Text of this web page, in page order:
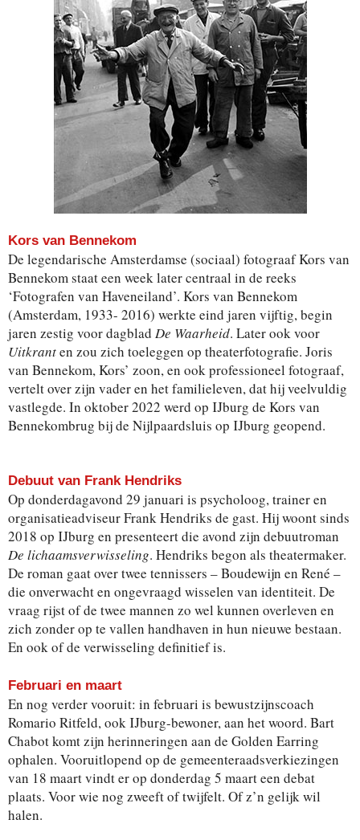
Kors van Bennekom
De legendarische Amsterdamse (sociaal) fotograaf Kors van
Bennekom staat een week later centraal in de reeks
‘Fotografen van Haveneiland’. Kors van Bennekom
(Amsterdam, 1933- 2016) werkte eind jaren vijftig, begin
jaren zestig voor dagblad De Waarheid. Later ook voor
Uitkranten zou zich toeleggen op theaterfotografie. Joris
van Bennekom, Kors’ zoon, en ook professioneel fotograaf,
vertelt over zijn vader en het familieleven, dat hij veelvuldig
vastlegde. In oktober 2022 werd op IJburg de Kors van
Bennekombrug bij de Nijlpaardsluis op IJburg geopend.
Debuut van Frank Hendriks
Op donderdagavond 29 januari is psycholoog, trainer en
organisatieadviseur Frank Hendriks de gast. Hij woont sinds
2018 op IJburg en presenteert die avond zijn debuutroman
De lichaamsverwisseling. Hendriks begon als theatermaker.
De roman gaat over twee tennissers – Boudewijn en René –
die onverwacht en ongevraagd wisselen van identiteit. De
vraag rijst of de twee mannen zo wel kunnen overleven en
zich zonder op te vallen handhaven in hun nieuwe bestaan.
En ook of de verwisseling definitief is.
Februari en maart
En nog verder vooruit: in februari is bewustzijnscoach
Romario Ritfeld, ook IJburg-bewoner, aan het woord. Bart
Chabot komt zijn herinneringen aan de Golden Earring
ophalen. Vooruitlopend op de gemeenteraadsverkiezingen
van 18 maart vindt er op donderdag 5 maart een debat
plaats. Voor wie nog zweeft of twijfelt. Of z’n gelijk wil
halen.